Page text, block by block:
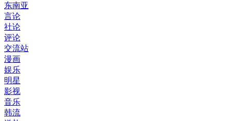
东南亚
言论
社论
评论
交流站
漫画
娱乐
明星
影视
音乐
韩流